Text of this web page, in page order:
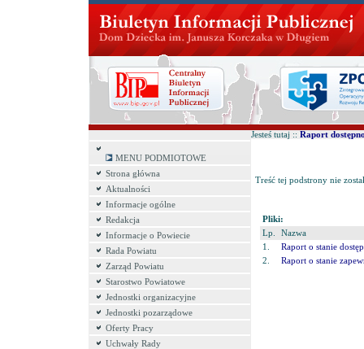
MENU PODMIOTOWE
Strona główna
Aktualności
Informacje ogólne
Redakcja
Informacje o Powiecie
Rada Powiatu
Zarząd Powiatu
Starostwo Powiatowe
Jednostki organizacyjne
Jednostki pozarządowe
Oferty Pracy
Uchwały Rady
Jesteś tutaj :: Raport
Treść tej podstrony nie
Pliki:
Lp.
Nazwa
1.
Raport o stanie
2.
Raport o stanie